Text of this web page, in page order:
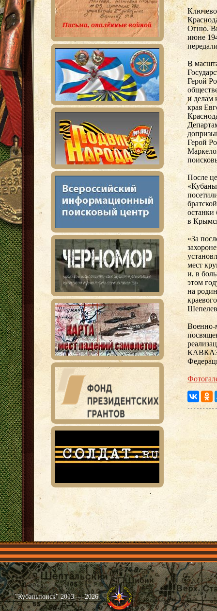
Огню.
июне
В
Герой
и делам
края
Герой
После
останки
в
«За
мест
и, в
этом
на
Военно-
Главная Имена Общественные объединения Проекты
"Кубаньпоиск" 2013 — 2026